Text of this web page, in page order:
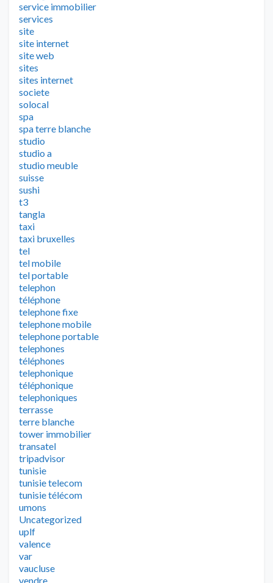
service immobilier
services
site
site internet
site web
sites
sites internet
societe
solocal
spa
spa terre blanche
studio
studio a
studio meuble
suisse
sushi
t3
tangla
taxi
taxi bruxelles
tel
tel mobile
tel portable
telephon
téléphone
telephone fixe
telephone mobile
telephone portable
telephones
téléphones
telephonique
téléphonique
telephoniques
terrasse
terre blanche
tower immobilier
transatel
tripadvisor
tunisie
tunisie telecom
tunisie télécom
umons
Uncategorized
uplf
valence
var
vaucluse
vendre